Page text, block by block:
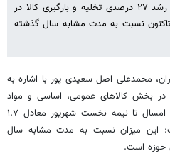
مدیرکل بنادر و دریانوردی امیرآباد از رشد ۲۷ درصدی تخلیه و بارگیری کالا در
تاکنون نسبت به مدت مشابه سال گذشته
محمدعلی اصل سعیدی پور با اشاره به
در بخش کالاهای عمومی، اساسی و مواد
نفتی در بنادر امیرآباد و نکا از ابتدای امسال تا نیمه نخست شهریور معادل ۱.۷
این میزان نسبت به مدت مشابه سال